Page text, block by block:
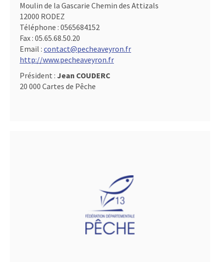
Moulin de la Gascarie Chemin des Attizals
12000 RODEZ
Téléphone : 0565684152
Fax : 05.65.68.50.20
Email : contact@pecheaveyron.fr
http://www.pecheaveyron.fr
Président : Jean COUDERC
20 000 Cartes de Pêche